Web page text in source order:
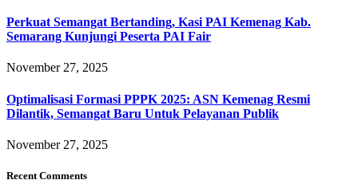
Perkuat Semangat Bertanding, Kasi PAI Kemenag Kab.
Semarang Kunjungi Peserta PAI Fair
November 27, 2025
Optimalisasi Formasi PPPK 2025: ASN Kemenag Resmi
Dilantik, Semangat Baru Untuk Pelayanan Publik
November 27, 2025
Recent Comments